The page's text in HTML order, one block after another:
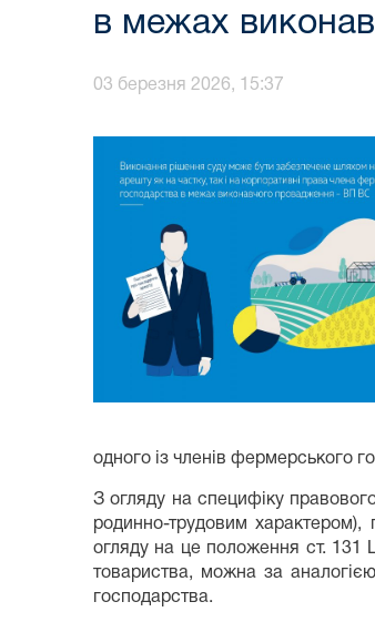
в межах
03 березня 2026, 15:37
одного із членів фермерського
З огляду на специфіку
родинно-трудовим
огляду на це положення ст. 131
товариства, можна за
господарства.